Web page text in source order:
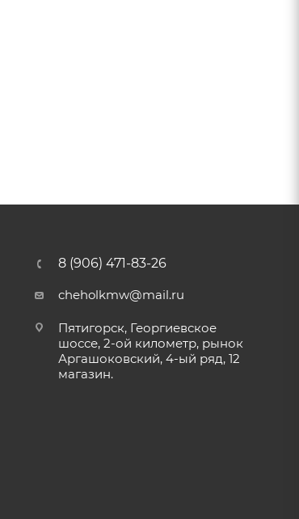
8 (906) 471-83-26
cheholkmw@mail.ru
Пятигорск, Георгиевское
шоссе, 2-ой километр, рынок
Аргашоковский, 4-ый ряд, 12
магазин.